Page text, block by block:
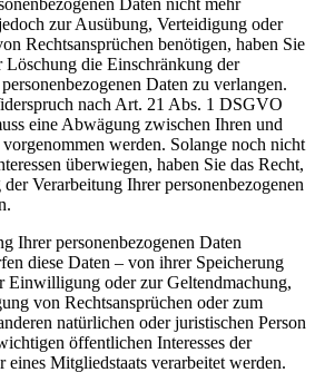
Daten nicht mehr
zur Ausübung, Verteidigung oder
Rechtsansprüchen benötigen, haben Sie
Löschung die Einschränkung der
Daten zu verlangen.
nach Art. 21 Abs. 1 DSGVO
eine Abwägung zwischen Ihren und
vorgenommen werden. Solange noch nicht
überwiegen, haben Sie das Recht,
Verarbeitung Ihrer personenbezogenen
Ihrer personenbezogenen Daten
diese Daten – von ihrer Speicherung
Einwilligung oder zur Geltendmachung,
von Rechtsansprüchen oder zum
natürlichen oder juristischen Person
öffentlichen Interesses der
eines Mitgliedstaats verarbeitet werden.